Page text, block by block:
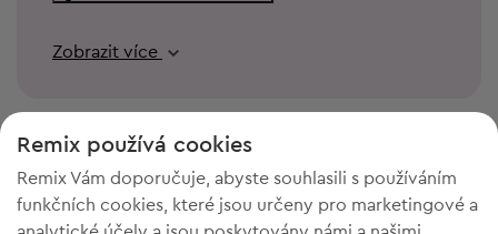
Zobrazit více
Remix používá cookies
Remix Vám doporučuje, abyste souhlasili s používáním
funkčních cookies, které jsou určeny pro marketingové a